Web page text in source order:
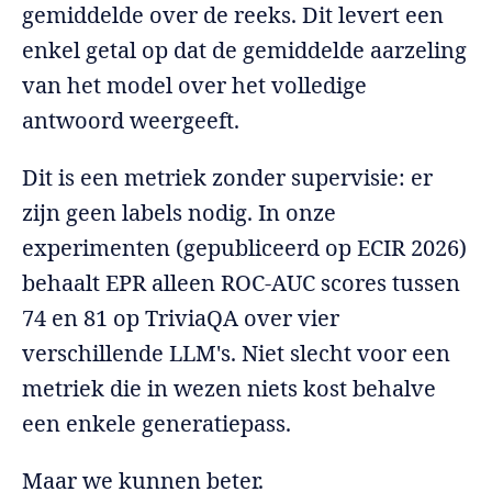
gemiddelde over de reeks. Dit levert een
enkel getal op dat de gemiddelde aarzeling
van het model over het volledige
antwoord weergeeft.
Dit is een metriek zonder supervisie: er
zijn geen labels nodig. In onze
experimenten (gepubliceerd op ECIR 2026)
behaalt EPR alleen ROC-AUC scores tussen
74 en 81 op TriviaQA over vier
verschillende LLM's. Niet slecht voor een
metriek die in wezen niets kost behalve
een enkele generatiepass.
Maar we kunnen beter.